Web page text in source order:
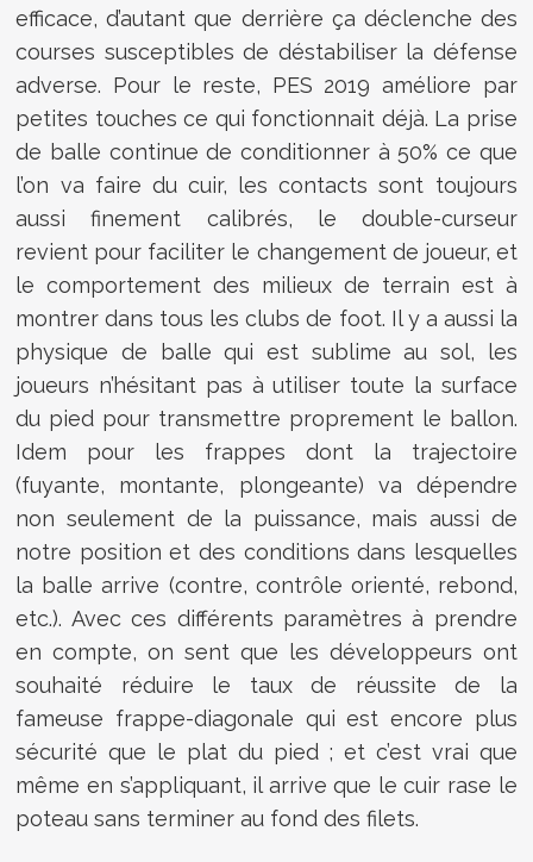
efficace, d’autant que derrière ça déclenche des
courses susceptibles de déstabiliser la défense
adverse. Pour le reste, PES 2019 améliore par
petites touches ce qui fonctionnait déjà. La prise
de balle continue de conditionner à 50% ce que
l’on va faire du cuir, les contacts sont toujours
aussi finement calibrés, le double-curseur
revient pour faciliter le changement de joueur, et
le comportement des milieux de terrain est à
montrer dans tous les clubs de foot. Il y a aussi la
physique de balle qui est sublime au sol, les
joueurs n’hésitant pas à utiliser toute la surface
du pied pour transmettre proprement le ballon.
Idem pour les frappes dont la trajectoire
(fuyante, montante, plongeante) va dépendre
non seulement de la puissance, mais aussi de
notre position et des conditions dans lesquelles
la balle arrive (contre, contrôle orienté, rebond,
etc.). Avec ces différents paramètres à prendre
en compte, on sent que les développeurs ont
souhaité réduire le taux de réussite de la
fameuse frappe-diagonale qui est encore plus
sécurité que le plat du pied ; et c’est vrai que
même en s’appliquant, il arrive que le cuir rase le
poteau sans terminer au fond des filets.